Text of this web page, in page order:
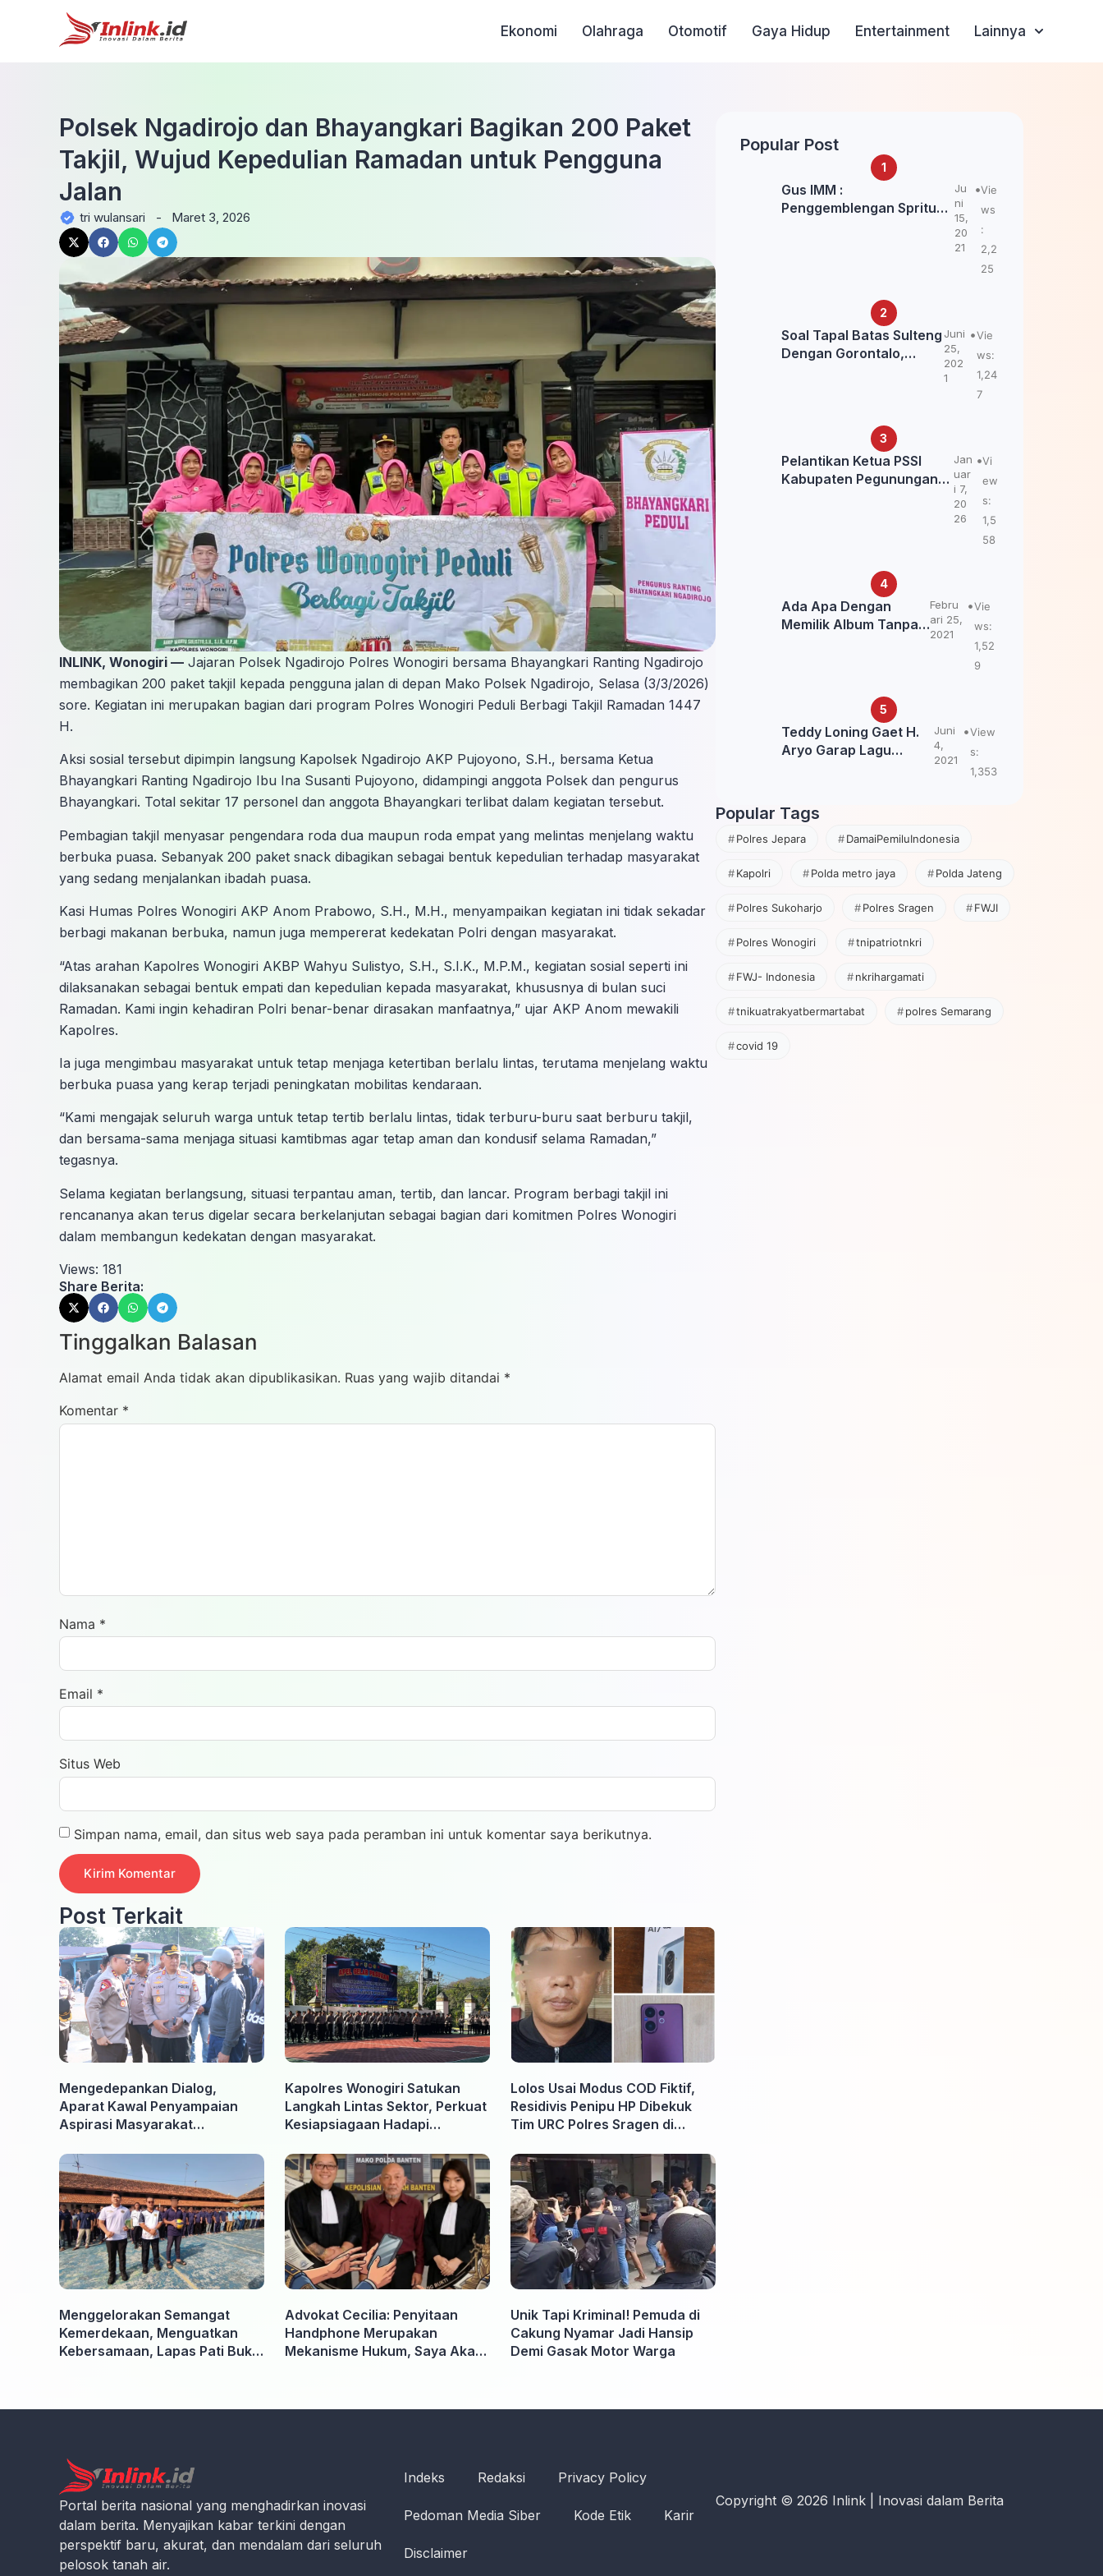
Ekonomi Olahraga Otomotif Gaya Hidup Entertainment Lainnya
Polsek Ngadirojo dan Bhayangkari Bagikan 200 Paket
Takjil, Wujud Kepedulian Ramadan untuk Pengguna
Jalan
tri wulansari - Maret 3, 2026
INLINK, Wonogiri — Jajaran Polsek Ngadirojo Polres Wonogiri bersama Bhayangkari Ranting Ngadirojo
membagikan 200 paket takjil kepada pengguna jalan di depan Mako Polsek Ngadirojo, Selasa (3/3/2026)
sore. Kegiatan ini merupakan bagian dari program Polres Wonogiri Peduli Berbagi Takjil Ramadan 1447
H.
Aksi sosial tersebut dipimpin langsung Kapolsek Ngadirojo AKP Pujoyono, S.H., bersama Ketua
Bhayangkari Ranting Ngadirojo Ibu Ina Susanti Pujoyono, didampingi anggota Polsek dan pengurus
Bhayangkari. Total sekitar 17 personel dan anggota Bhayangkari terlibat dalam kegiatan tersebut.
Pembagian takjil menyasar pengendara roda dua maupun roda empat yang melintas menjelang waktu
berbuka puasa. Sebanyak 200 paket snack dibagikan sebagai bentuk kepedulian terhadap masyarakat
yang sedang menjalankan ibadah puasa.
Kasi Humas Polres Wonogiri AKP Anom Prabowo, S.H., M.H., menyampaikan kegiatan ini tidak sekadar
berbagi makanan berbuka, namun juga mempererat kedekatan Polri dengan masyarakat.
“Atas arahan Kapolres Wonogiri AKBP Wahyu Sulistyo, S.H., S.I.K., M.P.M., kegiatan sosial seperti ini
dilaksanakan sebagai bentuk empati dan kepedulian kepada masyarakat, khususnya di bulan suci
Ramadan. Kami ingin kehadiran Polri benar-benar dirasakan manfaatnya,” ujar AKP Anom mewakili
Kapolres.
Ia juga mengimbau masyarakat untuk tetap menjaga ketertiban berlalu lintas, terutama menjelang waktu
berbuka puasa yang kerap terjadi peningkatan mobilitas kendaraan.
“Kami mengajak seluruh warga untuk tetap tertib berlalu lintas, tidak terburu-buru saat berburu takjil,
dan bersama-sama menjaga situasi kamtibmas agar tetap aman dan kondusif selama Ramadan,”
tegasnya.
Selama kegiatan berlangsung, situasi terpantau aman, tertib, dan lancar. Program berbagi takjil ini
rencananya akan terus digelar secara berkelanjutan sebagai bagian dari komitmen Polres Wonogiri
dalam membangun kedekatan dengan masyarakat.
Views: 181
Share Berita:
Tinggalkan Balasan
Alamat email Anda tidak akan dipublikasikan. Ruas yang wajib ditandai *
Komentar *
Nama *
Email *
Situs Web
Simpan nama, email, dan situs web saya pada peramban ini untuk komentar saya berikutnya.
Post Terkait
Mengedepankan Dialog,
Aparat Kawal Penyampaian
Aspirasi Masyarakat
Kapolres Wonogiri Satukan
Langkah Lintas Sektor, Perkuat
Kesiapsiagaan Hadapi
Lolos Usai Modus COD Fiktif,
Residivis Penipu HP Dibekuk
Tim URC Polres Sragen di
Menggelorakan Semangat
Kemerdekaan, Menguatkan
Kebersamaan, Lapas Pati Buka
Advokat Cecilia: Penyitaan
Handphone Merupakan
Mekanisme Hukum, Saya Akan
Unik Tapi Kriminal! Pemuda di
Cakung Nyamar Jadi Hansip
Demi Gasak Motor Warga
Popular Post
Gus IMM :
Penggemblengan Spritual
Ju
ni
15,
20
21
Vie
ws
:
2,2
25
Soal Tapal Batas Sulteng
Dengan Gorontalo,
Juni
25,
202
1
Vie
ws:
1,24
7
Pelantikan Ketua PSSI
Kabupaten Pegunungan
Jan
uar
i 7,
20
26
Vi
ew
s:
1,5
58
Ada Apa Dengan
Memilik Album Tanpa
Febru
ari 25,
2021
Vie
ws:
1,52
9
Teddy Loning Gaet H.
Aryo Garap Lagu
Juni
4,
2021
View
s:
1,353
Popular Tags
Polres Jepara DamaiPemiluIndonesia
Kapolri Polda metro jaya Polda Jateng
Polres Sukoharjo Polres Sragen FWJI
Polres Wonogiri tnipatriotnkri
FWJ- Indonesia nkrihargamati
tnikuatrakyatbermartabat polres Semarang
covid 19
Portal berita nasional yang menghadirkan inovasi
dalam berita. Menyajikan kabar terkini dengan
perspektif baru, akurat, dan mendalam dari seluruh
pelosok tanah air.
Indeks Redaksi Privacy Policy
Pedoman Media Siber Kode Etik Karir
Disclaimer
Copyright © 2026 Inlink | Inovasi dalam Berita